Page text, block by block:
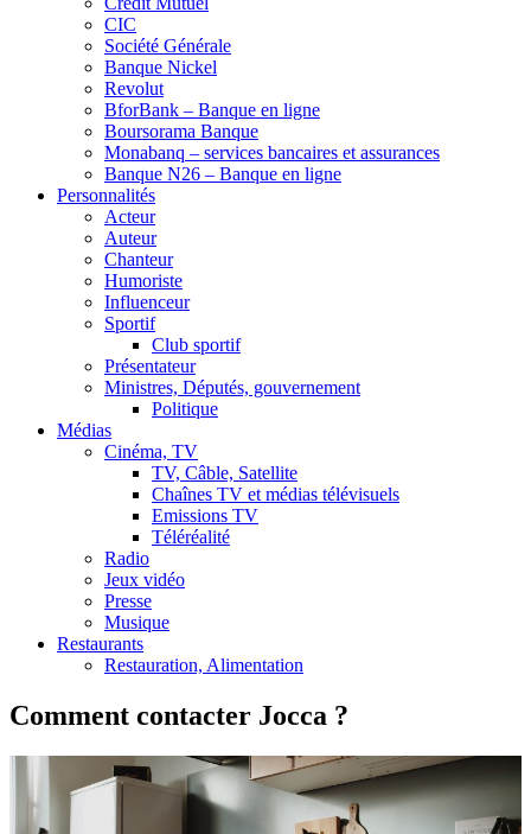
CIC
Société Générale
Banque Nickel
Revolut
BforBank – Banque en ligne
Boursorama Banque
Monabanq – services bancaires et assurances
Banque N26 – Banque en ligne
Personnalités
Acteur
Auteur
Chanteur
Humoriste
Influenceur
Sportif
Club sportif
Présentateur
Ministres, Députés, gouvernement
Politique
Médias
Cinéma, TV
TV, Câble, Satellite
Chaînes TV et médias télévisuels
Emissions TV
Téléréalité
Radio
Jeux vidéo
Presse
Musique
Restaurants
Restauration, Alimentation
Comment contacter Jocca ?